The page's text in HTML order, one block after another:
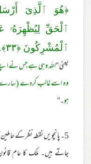
﴿هُوَ ٱلَّذِىٓ
ٱلْحَقِّ لِيُظْهِرَ‌هُۥ
ٱلْمُشْرِ‌كُونَ ﴿٣٣﴾
یعنی ''اللہ وہی ہے جس نے
وہ اسے غالب کردے (سارے
ہو۔''
5۔ پانچویں نقطہ نظر کے
جاتے ہیں۔ ملک کا عام